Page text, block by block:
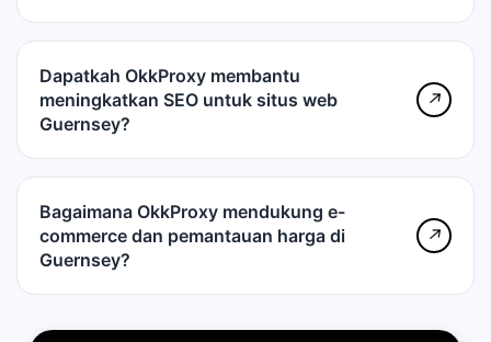
Dapatkah OkkProxy membantu
meningkatkan SEO untuk situs web
Guernsey?
↗
Bagaimana OkkProxy mendukung e-
commerce dan pemantauan harga di
Guernsey?
↗